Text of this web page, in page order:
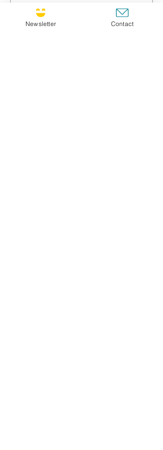
Prénom / First name *
Newsletter Contact